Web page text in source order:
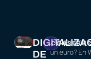
DE
¿Te
un euro? En